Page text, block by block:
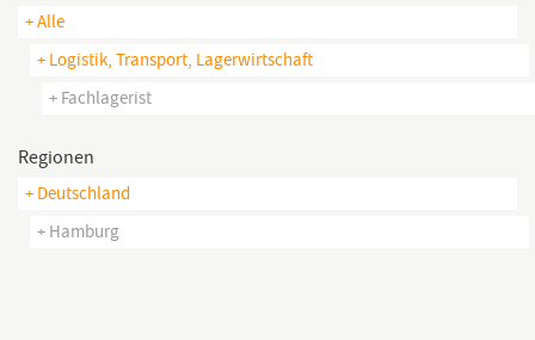
+ Alle
+ Logistik, Transport, Lagerwirtschaft
+ Fachlagerist
Regionen
+ Deutschland
+ Hamburg